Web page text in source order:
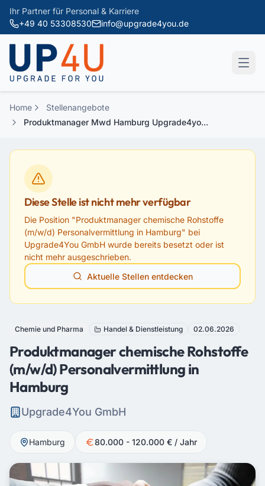
Zum Hauptinhalt springen
Ihr Partner für Personal & Karriere
+49 40 53308530
info@upgrade4you.de
Home
Stellenangebote
Produktmanager Mwd Hamburg Upgrade4yo...
Diese Stelle ist nicht mehr verfügbar
Die Position "Produktmanager chemische Rohstoffe
(m/w/d) Personalvermittlung in Hamburg" bei
Upgrade4You GmbH wurde bereits besetzt oder ist
nicht mehr ausgeschrieben.
Aktuelle Stellen entdecken
Chemie und Pharma Handel & Dienstleistung 02.06.2026
Produktmanager chemische Rohstoffe
(m/w/d) Personalvermittlung in
Hamburg
Upgrade4You GmbH
Hamburg 80.000 - 120.000 € / Jahr